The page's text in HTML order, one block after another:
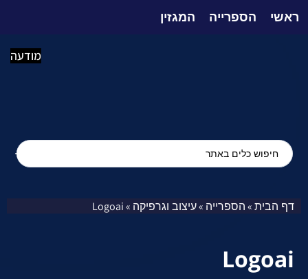
ראשי הספרייה המגזין
מודעה
דף הבית»הספרייה »עיצוב וגרפיקה »
Logoai
Logoai